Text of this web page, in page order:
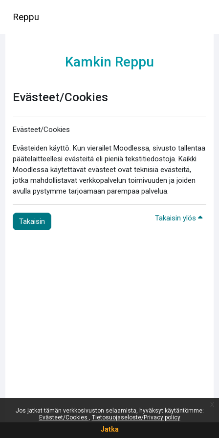
Jos jatkat tämän verkkosivuston selaamista, hyväksyt käytäntömme:
Evästeet/Cookies
Tietosuojaseloste/Privacy policy
Jatka
Reppu
Kamkin Reppu
Evästeet/Cookies
Evästeet/Cookies
Evästeiden käyttö. Kun vierailet Moodlessa, sivusto tallentaa
päätelaitteellesi evästeitä eli pieniä tekstitiedostoja. Kaikki
Moodlessa käytettävät evästeet ovat teknisiä evästeitä,
jotka mahdollistavat verkkopalvelun toimivuuden ja joiden
avulla pystymme tarjoamaan parempaa palvelua.
Takaisin Takaisin ylös